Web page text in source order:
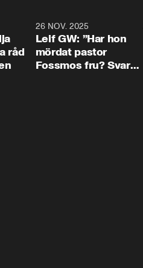
råd
26 NOV. 2025
Leif GW: ”Har hon
mördat pastor
Fossmos fru? Svar